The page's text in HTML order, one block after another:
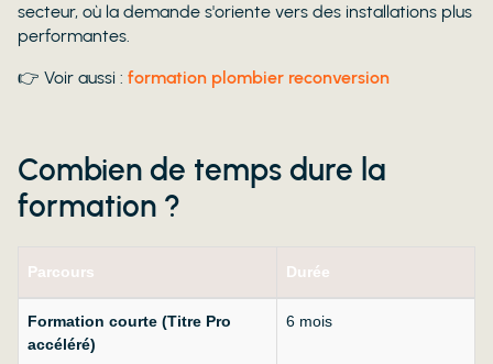
secteur, où la demande s'oriente vers des installations plus
performantes.
👉 Voir aussi : formation plombier reconversion
Combien de temps dure la
formation ?
Parcours Durée
Formation courte (Titre Pro
accéléré)
6 mois